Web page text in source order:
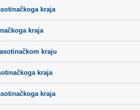
kraja
kraja
kraju
kraja
kraja